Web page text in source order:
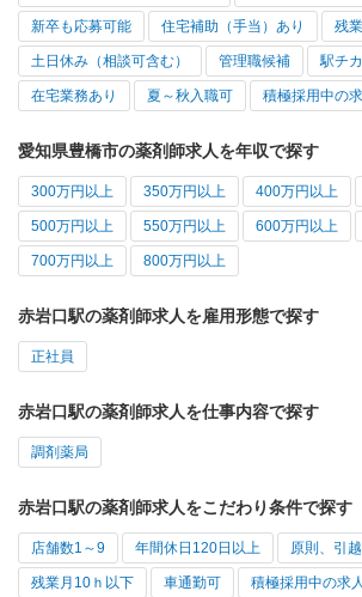
新卒も応募可能 住宅補助（手当）あり 残
土日休み（相談可含む） 管理職候補 駅チカ
在宅業務あり 夏～秋入職可 積極採用中の
愛知県豊橋市の薬剤師求人を年収で探す
300万円以上 350万円以上 400万円以上
500万円以上 550万円以上 600万円以上
700万円以上 800万円以上
赤岩口駅の薬剤師求人を雇用形態で探す
正社員
赤岩口駅の薬剤師求人を仕事内容で探す
調剤薬局
赤岩口駅の薬剤師求人をこだわり条件で探す
店舗数1～9 年間休日120日以上 原則、引
残業月10ｈ以下 車通勤可 積極採用中の求人